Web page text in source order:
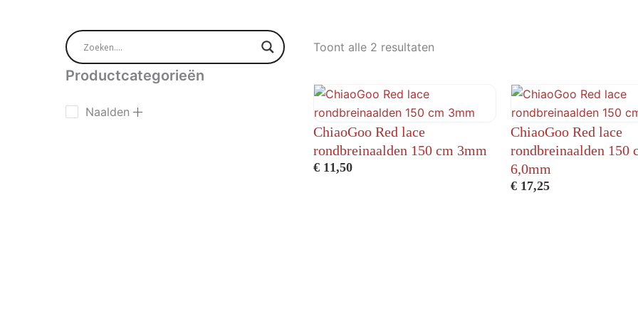
Productcategorieën
Naalden
Toont alle 2 resultaten
ChiaoGoo Red lace
rondbreinaalden 150 cm 3mm
€ 11,50
ChiaoGoo Red lace
rondbreinaalden 150
6,0mm
€ 17,25